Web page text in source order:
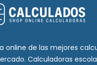
online de las mejores
Calculadoras